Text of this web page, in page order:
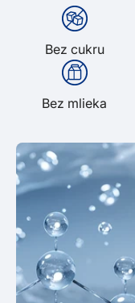
Bez cukru
Bez mlieka